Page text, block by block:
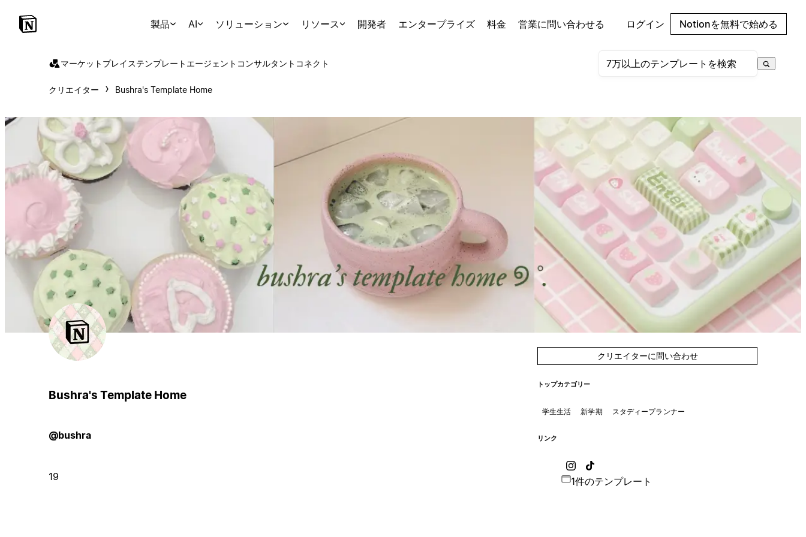
製品 AI ソリューション リソース 開発者 エンタープライズ 料金 営業に問い合わせる ログイン Notionを無料で始める
マーケットプレイステンプレート エージェント コンサルタント コネクト
クリエイター Bushra's Template Home
Bushra's Template Home
@bushra
19
クリエイターに問い合わせ
トップカテゴリー
学生生活 新学期 スタディープランナー
リンク
1件のテンプレート